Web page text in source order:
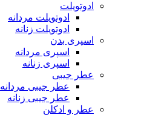
ادوتویلت
ادوتویلت مردانه
ادوتویلت زنانه
اسپری بدن
اسپری مردانه
اسپری زنانه
عطر جیبی
عطر جیبی مردانه
عطر جیبی زنانه
عطر و ادکلن